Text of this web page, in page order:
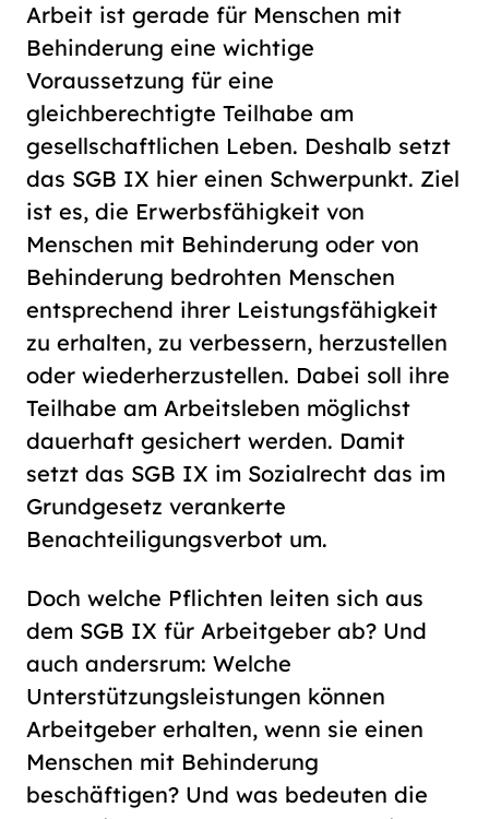
Kontrast
normal
hoch
Arbeit ist gerade für Menschen mit
Behinderung eine wichtige
Voraussetzung für eine
gleichberechtigte Teilhabe am
gesellschaftlichen Leben. Deshalb setzt
das SGB IX hier einen Schwerpunkt. Ziel
ist es, die Erwerbsfähigkeit von
Menschen mit Behinderung oder von
Behinderung bedrohten Menschen
entsprechend ihrer Leistungsfähigkeit
zu erhalten, zu verbessern, herzustellen
oder wiederherzustellen. Dabei soll ihre
Teilhabe am Arbeitsleben möglichst
dauerhaft gesichert werden. Damit
setzt das SGB IX im Sozialrecht das im
Grundgesetz verankerte
Benachteiligungsverbot um.
Doch welche Pflichten leiten sich aus
dem SGB IX für Arbeitgeber ab? Und
auch andersrum: Welche
Unterstützungsleistungen können
Arbeitgeber erhalten, wenn sie einen
Menschen mit Behinderung
beschäftigen? Und was bedeuten die